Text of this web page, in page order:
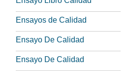
Ensayos de Calidad
Ensayo De Calidad
Ensayo De Calidad